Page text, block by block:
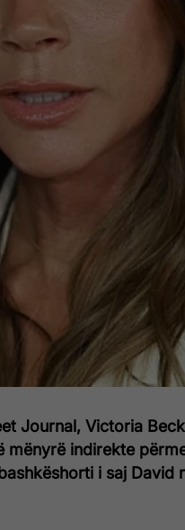
Journal, Victoria
mënyrë indirekte
i saj David